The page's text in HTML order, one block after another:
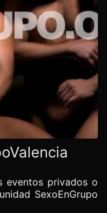
eventos privados o
SexoEnGrupo